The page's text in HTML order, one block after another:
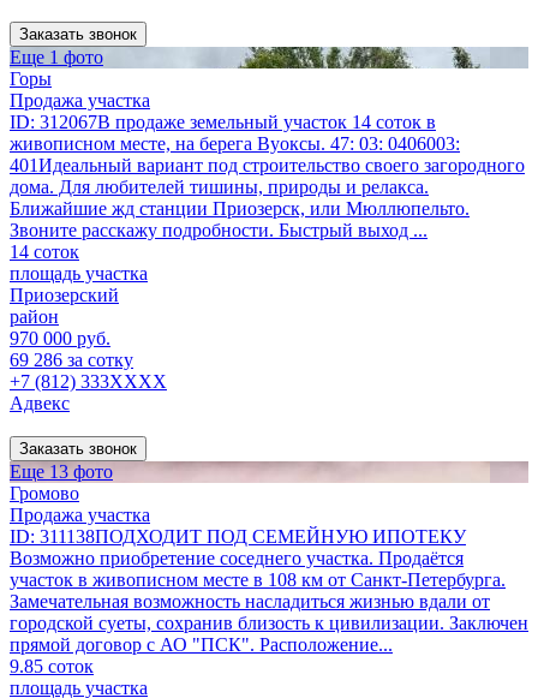
Заказать звонок
Еще 1 фото
Горы
Продажа участка
ID: 312067В продаже земельный участок 14 соток в
живописном месте, на берега Вуоксы. 47: 03: 0406003:
401Идеальный вариант под строительство своего загородного
дома. Для любителей тишины, природы и релакса.
Ближайшие жд станции Приозерск, или Мюллюпельто.
Звоните расскажу подробности. Быстрый выход ...
14 соток
площадь участка
Приозерский
район
970 000 руб.
69 286 за сотку
+7 (812) 333XXXX
Адвекс
Заказать звонок
Еще 13 фото
Громово
Продажа участка
ID: 311138ПОДХОДИТ ПОД СЕМЕЙНУЮ ИПОТЕКУ
Возможно приобретение соседнего участка. Продаётся
участок в живописном месте в 108 км от Санкт-Петербурга.
Замечательная возможность насладиться жизнью вдали от
городской суеты, сохранив близость к цивилизации. Заключен
прямой договор с АО "ПСК". Расположение...
9.85 соток
площадь участка